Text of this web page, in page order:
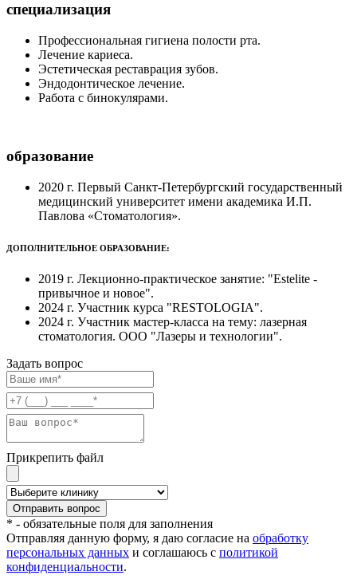
специализация
Профессиональная гигиена полости рта.
Лечение кариеса.
Эстетическая реставрация зубов.
Эндодонтическое лечение.
Работа с бинокулярами.
образование
2020 г. Первый Санкт-Петербургский государственный
медицинский университет имени академика И.П.
Павлова «Стоматология».
ДОПОЛНИТЕЛЬНОЕ ОБРАЗОВАНИЕ:
2019 г. Лекционно-практическое занятие: "Estelite -
привычное и новое".
2024 г. Участник курса "RESTOLOGIA".
2024 г. Участник мастер-класса на тему: лазерная
стоматология. ООО "Лазеры и технологии".
Задать вопрос
Прикрепить файл
* - обязательные поля для заполнения
Отправляя данную форму, я даю согласие на обработку
персональных данных и соглашаюсь с политикой
конфиденциальности.